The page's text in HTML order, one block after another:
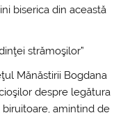
biserica din această
strămoşilor”
Mănăstirii Bogdana
despre legătura
amintind de